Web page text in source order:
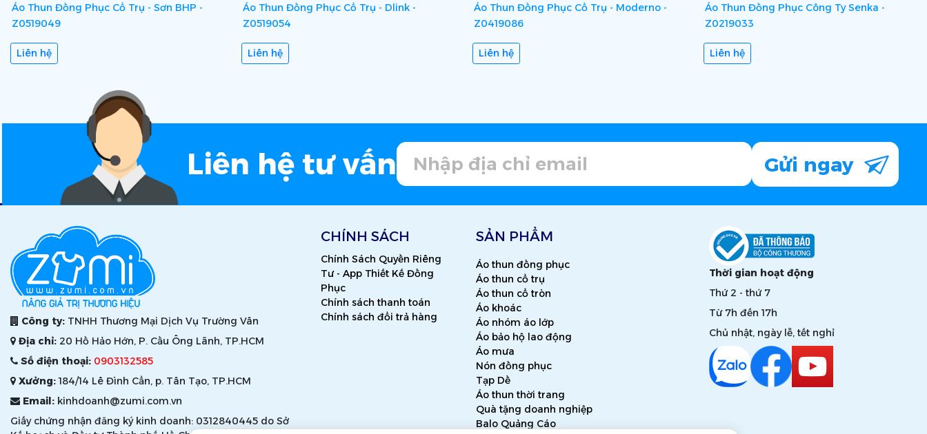
Áo Thun Đồng Phục Cổ Trụ - Sơn BHP -
Z0519049
Liên hệ
Áo Thun Đồng Phục Cổ Trụ - Dlink -
Z0519054
Liên hệ
Áo Thun Đồng Phục Cổ Trụ - Moderno -
Z0419086
Liên hệ
Áo Thun Đồng Phục Công Ty Senka -
Z0219033
Liên hệ
Liên hệ tư vấn Gửi ngay
Công ty: TNHH Thương Mại Dịch Vụ Trường Vân
Địa chỉ: 20 Hồ Hảo Hớn, P. Cầu Ông Lãnh, TP.HCM
Số điện thoại: 0903132585
Xưởng:184/14 Lê Đình Cẩn, p. Tân Tạo, TP.HCM
Email: kinhdoanh@zumi.com.vn
Giấy chứng nhận đăng ký kinh doanh: 0312840445 do Sở
CHÍNH SÁCH
Chính Sách Quyền Riêng
Tư - App Thiết Kế Đồng
Phục
Chính sách thanh toán
Chính sách đổi trả hàng
SẢN PHẨM
Áo thun đồng phục
Áo thun cổ trụ
Áo thun cổ tròn
Áo khoác
Áo nhóm áo lớp
Áo bảo hộ lao động
Áo mưa
Nón đồng phục
Tạp Dề
Áo thun thời trang
Quà tặng doanh nghiệp
Balo Quảng Cáo
Thời gian hoạt động
Thứ 2 - thứ 7
Từ 7h đến 17h
Chủ nhật, ngày lễ, tết nghỉ